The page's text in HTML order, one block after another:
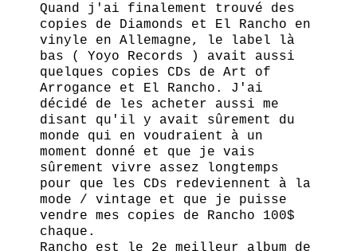
Quand j'ai finalement trouvé des
copies de Diamonds et El Rancho en
vinyle en Allemagne, le label là
bas ( Yoyo Records ) avait aussi
quelques copies CDs de Art of
Arrogance et El Rancho. J'ai
décidé de les acheter aussi me
disant qu'il y avait sûrement du
monde qui en voudraient à un
moment donné et que je vais
sûrement vivre assez longtemps
pour que les CDs redeviennent à la
mode / vintage et que je puisse
vendre mes copies de Rancho 100$
chaque.
Rancho est le 2e meilleur album de